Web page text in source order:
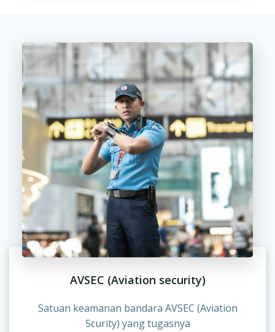
AVSEC (Aviation security)
Satuan keamanan bandara AVSEC (Aviation
Scurity) yang tugasnya